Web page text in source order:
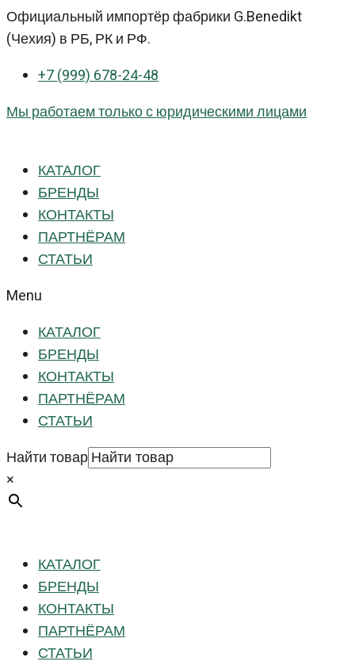
Перейти
к
Официальный импортёр фабрики G.Benedikt
(Чехия) в РБ, РК и РФ.
+7 (999) 678-24-48
Мы работаем только с юридическими лицами
КАТАЛОГ
БРЕНДЫ
КОНТАКТЫ
ПАРТНЁРАМ
СТАТЬИ
Menu
КАТАЛОГ
БРЕНДЫ
КОНТАКТЫ
ПАРТНЁРАМ
СТАТЬИ
Найти товар
×
КАТАЛОГ
БРЕНДЫ
КОНТАКТЫ
ПАРТНЁРАМ
СТАТЬИ